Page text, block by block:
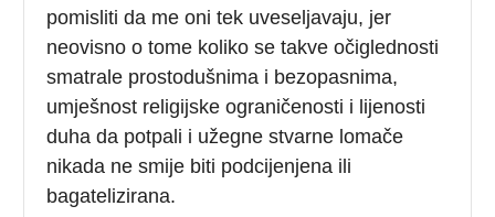
pomisliti da me oni tek uveseljavaju, jer
neovisno o tome koliko se takve očiglednosti
smatrale prostodušnima i bezopasnima,
umješnost religijske ograničenosti i lijenosti
duha da potpali i užegne stvarne lomače
nikada ne smije biti podcijenjena ili
bagatelizirana.